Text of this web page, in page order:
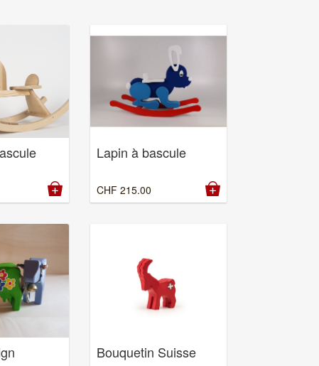
Lapin à bascule
CHF215.00
Bouquetin Suisse